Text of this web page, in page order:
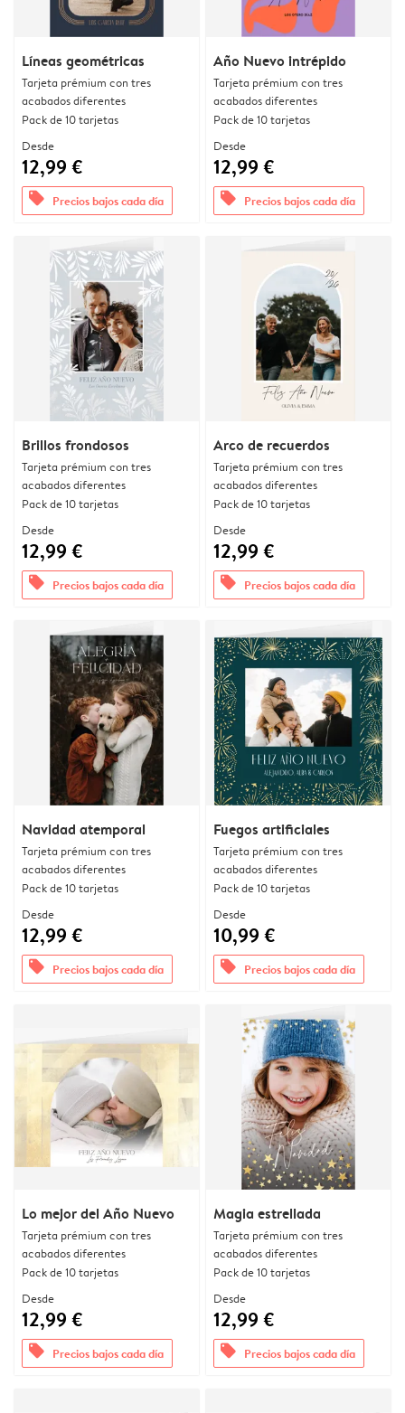
Líneas geométricas
Tarjeta prémium con tres
acabados diferentes
Pack de 10 tarjetas
Desde
12,99 €
offers Precios bajos cada día
Año Nuevo intrépido
Tarjeta prémium con tres
acabados diferentes
Pack de 10 tarjetas
Desde
12,99 €
offers Precios bajos cada día
Brillos frondosos
Tarjeta prémium con tres
acabados diferentes
Pack de 10 tarjetas
Desde
12,99 €
offers Precios bajos cada día
Arco de recuerdos
Tarjeta prémium con tres
acabados diferentes
Pack de 10 tarjetas
Desde
12,99 €
offers Precios bajos cada día
Navidad atemporal
Tarjeta prémium con tres
acabados diferentes
Pack de 10 tarjetas
Desde
12,99 €
offers Precios bajos cada día
Fuegos artificiales
Tarjeta prémium con tres
acabados diferentes
Pack de 10 tarjetas
Desde
10,99 €
offers Precios bajos cada día
Lo mejor del Año Nuevo
Tarjeta prémium con tres
acabados diferentes
Pack de 10 tarjetas
Desde
12,99 €
offers Precios bajos cada día
Magia estrellada
Tarjeta prémium con tres
acabados diferentes
Pack de 10 tarjetas
Desde
12,99 €
offers Precios bajos cada día